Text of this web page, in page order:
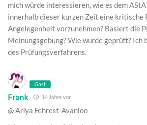
mich würde interessieren, wie es dem
innerhalb dieser kurzen Zeit eine kritische
Angelegenheit vorzunehmen? Basiert die
Meinungsgebung? Wie wurde geprüft?
des Prüfungsverfahrens.
Gast
Frank 14 Jahre vor
@ Ariya Fehrest-Avanloo